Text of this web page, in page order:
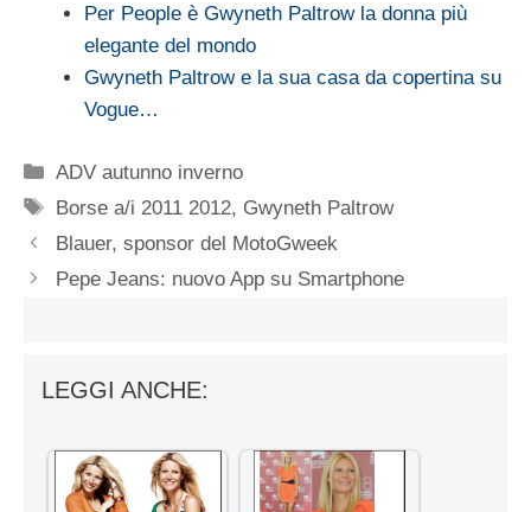
Per People è Gwyneth Paltrow la donna più
elegante del mondo
Gwyneth Paltrow e la sua casa da copertina su
Vogue…
Categorie
ADV autunno inverno
Tag
Borse a/i 2011 2012, Gwyneth Paltrow
Blauer, sponsor del MotoGweek
Pepe Jeans: nuovo App su Smartphone
LEGGI ANCHE: